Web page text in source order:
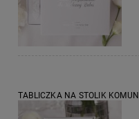
TABLICZKA NA STOLIK